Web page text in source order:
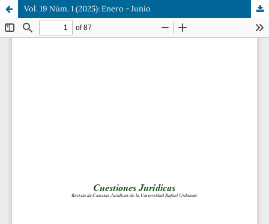
Vol. 19 Núm. 1 (2025): Enero - Junio